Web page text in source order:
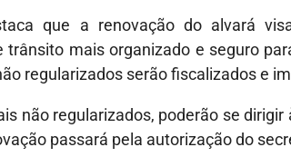
que a renovação do alvará
trânsito mais organizado e seguro
regularizados serão fiscalizados e
não regularizados, poderão se
passará pela autorização do